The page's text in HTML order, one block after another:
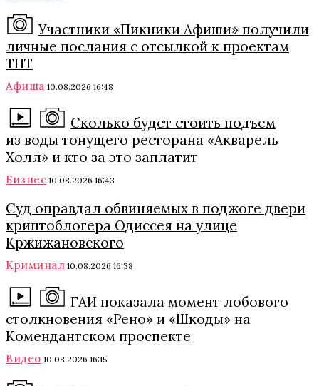
Участники «Пикники Афиши» получили
личные послания с отсылкой к проектам
ТНТ
Афиша 10.08.2026 16:48
Сколько будет стоить подъем
из воды тонущего ресторана «Акварель
Холл» и кто за это заплатит
Бизнес 10.08.2026 16:43
Суд оправдал обвиняемых в поджоге двери
криптоблогера Одиссея на улице
Кржижановского
Криминал 10.08.2026 16:38
ГАИ показала момент лобового
столкновения «Рено» и «Шкоды» на
Комендантском проспекте
Видео 10.08.2026 16:15